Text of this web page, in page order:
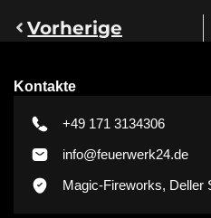
Vorherige
Kontakte
+49 171 3134306
info@feuerwerk24.de
Magic-Fireworks, Deller